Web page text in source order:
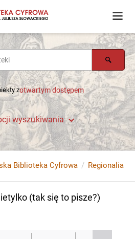
zotwartym dostępem
wyszukiwania
Biblioteka Cyfrowa Regionalia
(tak się to pisze?)